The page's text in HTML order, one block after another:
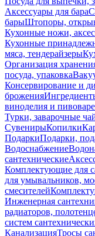
Аксессуары для бара
барыШтопоры,
Кухонные ножи,
Кухонные
мяса, тендерайзеры
Организация
посуда, упаковка
Консервирование и
брожения
виноделия и
Турки, заварочные
СувенирыКопилки
ПодаркиПодарки,
Водоснабжение
сантехнические
Комплектующие для
для умывальников,
смесителей
Инженерная
радиаторов,
систем
КанализацияТросы